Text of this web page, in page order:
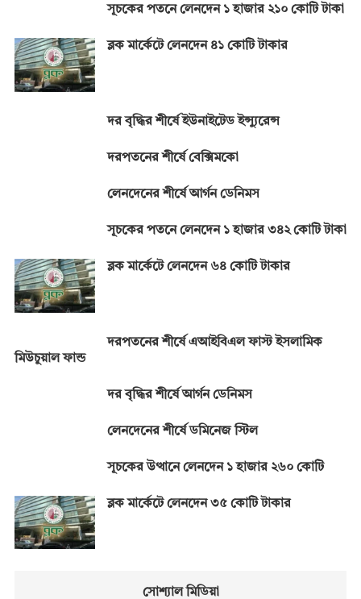
সূচকের পতনে লেনদেন ১ হাজার ২১০ কোটি টাকা
ব্লক মার্কেটে লেনদেন ৪১ কোটি টাকার
দর বৃদ্ধির শীর্ষে ইউনাইটেড ইন্স্যুরেন্স
দরপতনের শীর্ষে বেক্সিমকো
লেনদেনের শীর্ষে আর্গন ডেনিমস
সূচকের পতনে লেনদেন ১ হাজার ৩৪২ কোটি টাকা
ব্লক মার্কেটে লেনদেন ৬৪ কোটি টাকার
দরপতনের শীর্ষে এআইবিএল ফাস্ট ইসলামিক
মিউচুয়াল ফান্ড
দর বৃদ্ধির শীর্ষে আর্গন ডেনিমস
লেনদেনের শীর্ষে ডমিনেজ স্টিল
সূচকের উত্থানে লেনদেন ১ হাজার ২৬০ কোটি
ব্লক মার্কেটে লেনদেন ৩৫ কোটি টাকার
সোশ্যাল মিডিয়া